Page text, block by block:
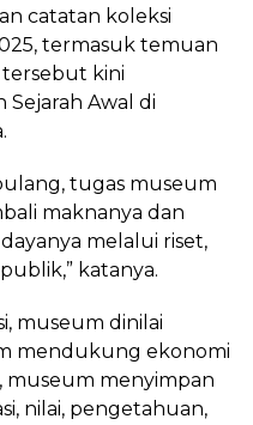
catatan koleksi
termasuk temuan
tersebut kini
Awal di
tugas museum
maknanya dan
melalui riset,
katanya.
museum dinilai
mendukung ekonomi
museum menyimpan
nilai, pengetahuan,